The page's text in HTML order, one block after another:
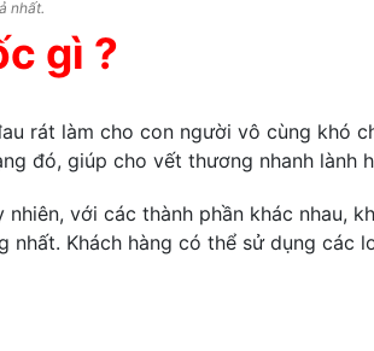
nhất.
gì ?
rát làm cho con người vô cùng khó
đó, giúp cho vết thương nhanh lành
với các thành phần khác nhau,
nhất. Khách hàng có thể sử dụng các